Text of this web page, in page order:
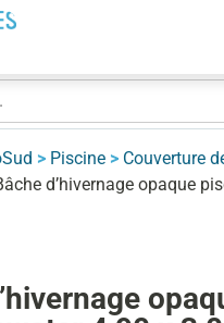
> Piscine > Couverture
d’hivernage opaque